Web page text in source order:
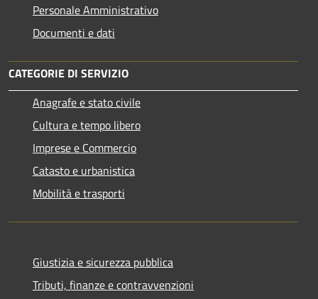
Personale Amministrativo
Documenti e dati
CATEGORIE DI SERVIZIO
Anagrafe e stato civile
Cultura e tempo libero
Imprese e Commercio
Catasto e urbanistica
Mobilità e trasporti
Giustizia e sicurezza pubblica
Tributi, finanze e contravvenzioni